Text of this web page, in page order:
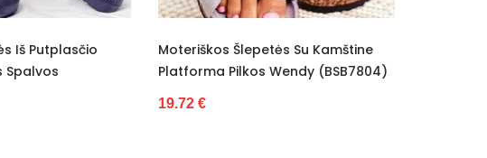
Moteriškos Šlepetės Su Kamštine
Platforma Pilkos Wendy (BSB7804)
Moteriški Šlepetės Su Kailiu
Tamsiai Rožinė (BSB9968)